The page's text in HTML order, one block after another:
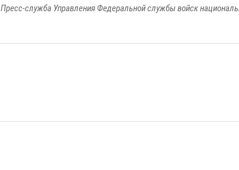
Пресс-служба Управления Федеральной службы войск